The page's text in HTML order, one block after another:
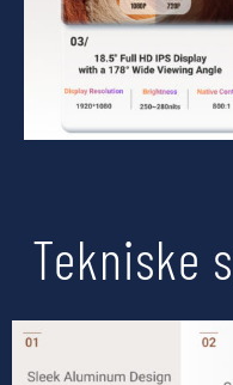
Tekniske